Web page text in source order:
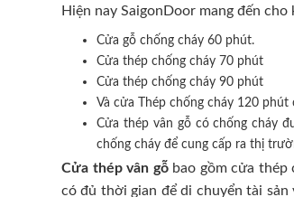
Hiện nay SaigonDoor mang đến
Cửa gỗ chống cháy 60 phút.
Cửa thép chống cháy 70 phút
Cửa thép chống cháy 90 phút
Và cửa Thép chống cháy 120 phút
Cửa thép vân gỗ có chống cháy
chống cháy để cung cấp ra thị
Cửa thép vân gỗbao gồm cửa thép
có đủ thời gian để di chuyển tài